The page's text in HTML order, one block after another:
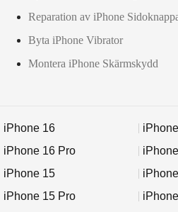
Reparation av iPhone
Byta iPhone Vibrator
Montera iPhone Skärmskydd
iPhone 16
iPhone 16 Pro
iPhone 15
iPhone 15 Pro